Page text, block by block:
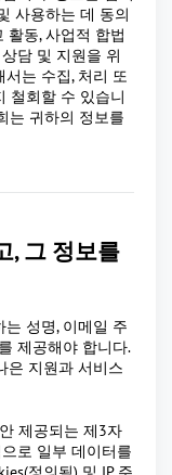
사용하는 데 동의
활동, 사업적 합법
담 및 지원을 위
는 수집, 처리 또
철회할 수 있습니
는 귀하의 정보를
, 그 정보를
성명, 이메일 주
제공해야 합니다.
은 지원과 서비스
제공되는 제3자
로 일부 데이터를